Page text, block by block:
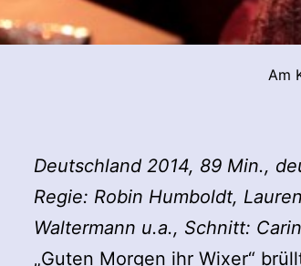
Am
Deutschland 2014, 89 Min.,
Regie: Robin Humboldt,
Waltermann u.a., Schnitt:
„Guten Morgen ihr Wixer“